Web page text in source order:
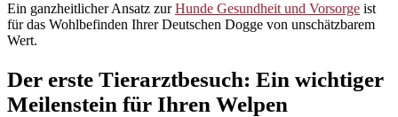
Ein ganzheitlicher Ansatz zurHunde Gesundheit und Vorsorge ist
für das Wohlbefinden Ihrer Deutschen Dogge von unschätzbarem
Wert.
Der erste Tierarztbesuch: Ein wichtiger
Meilenstein für Ihren Welpen